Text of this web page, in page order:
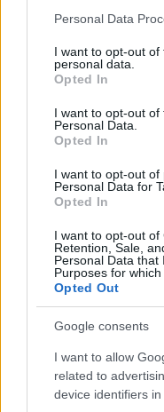
Personal Data
I want to opt-out
personal data.
Opted In
I want to opt-out of
Personal Data.
Opted In
I want to opt-out of
Personal Data for
Opted In
I want to opt-out of
Retention, Sale,
Personal Data that
Purposes for which
Opted Out
Google consents
I want to allow
related to
device identifiers in
della magistratura,
ostacolo al
Si potrebbe
essa ha
Si vabbe’.
L’adagio popolare
esprime i limiti di
D’altronde i latini,
lunga, dicevano: “
mala bestia”. La
indimenticabile
compiantoBruno
grado,
con folgoranti
giudiziaria non è una